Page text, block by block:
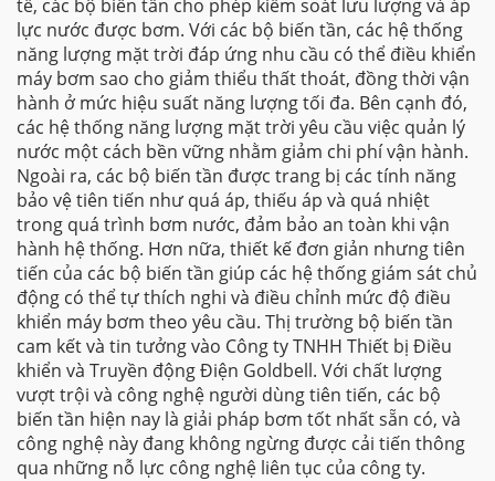
tế, các bộ biến tần cho phép kiểm soát lưu lượng và áp
lực nước được bơm. Với các bộ biến tần, các hệ thống
năng lượng mặt trời đáp ứng nhu cầu có thể điều khiển
máy bơm sao cho giảm thiểu thất thoát, đồng thời vận
hành ở mức hiệu suất năng lượng tối đa. Bên cạnh đó,
các hệ thống năng lượng mặt trời yêu cầu việc quản lý
nước một cách bền vững nhằm giảm chi phí vận hành.
Ngoài ra, các bộ biến tần được trang bị các tính năng
bảo vệ tiên tiến như quá áp, thiếu áp và quá nhiệt
trong quá trình bơm nước, đảm bảo an toàn khi vận
hành hệ thống. Hơn nữa, thiết kế đơn giản nhưng tiên
tiến của các bộ biến tần giúp các hệ thống giám sát chủ
động có thể tự thích nghi và điều chỉnh mức độ điều
khiển máy bơm theo yêu cầu. Thị trường bộ biến tần
cam kết và tin tưởng vào Công ty TNHH Thiết bị Điều
khiển và Truyền động Điện Goldbell. Với chất lượng
vượt trội và công nghệ người dùng tiên tiến, các bộ
biến tần hiện nay là giải pháp bơm tốt nhất sẵn có, và
công nghệ này đang không ngừng được cải tiến thông
qua những nỗ lực công nghệ liên tục của công ty.